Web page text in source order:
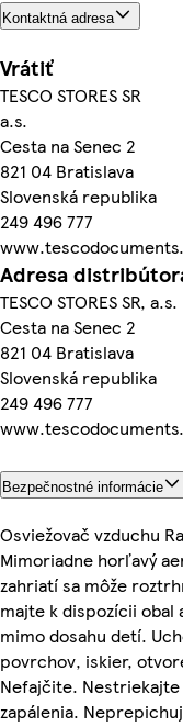
Kontaktná adresa
Vrátiť
TESCO STORES SR
a.s.
Cesta na Senec 2
821 04 Bratislava
Slovenská republika
249 496 777
Adresa
TESCO STORES SR, a.s.
Cesta na Senec 2
821 04 Bratislava
Slovenská republika
249 496 777
Bezpečnostné informácie
Osviežovač vzduchu
Mimoriadne horľavý
zahriatí sa môže
majte k dispozícii obal
mimo dosahu detí.
povrchov, iskier,
Nefajčite. Nestriekajte
zapálenia.